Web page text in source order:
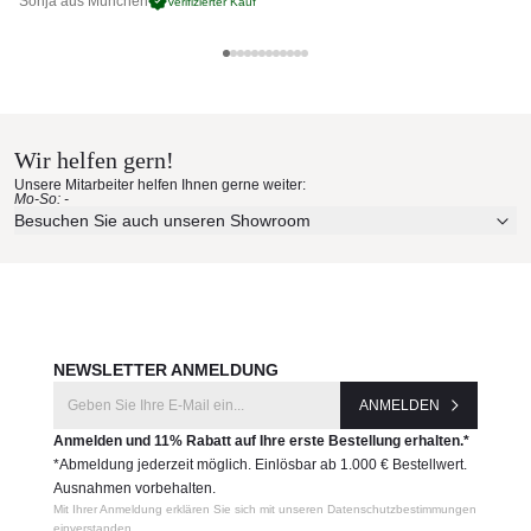
Hochwertiges Aluminium Untergestell, beschichtet
Breite Polster-Farbpalette, wetterfeste Stoffe
Maße (B × T × SH / H)
184,4 × 92 × 34,5 / 60,5 cm
Produktnummer:
Erleben Sie unsere Stoffe und Materialien ganz in Ruhe in
Ihren eigenen vier Wänden.
Aktuelle Originalstoffe des Herstellers
Wir helfen gern!
Unsere Mitarbeiter helfen Ihnen gerne weiter:
Mo-So: -
Besuchen Sie auch unseren Showroom
NEWSLETTER ANMELDUNG
ANMELDEN
Anmelden und 11% Rabatt auf Ihre erste Bestellung erhalten.*
*Abmeldung jederzeit möglich. Einlösbar ab 1.000 € Bestellwert.
Ausnahmen vorbehalten.
Mit Ihrer Anmeldung erklären Sie sich mit unseren Datenschutzbestimmungen
einverstanden.